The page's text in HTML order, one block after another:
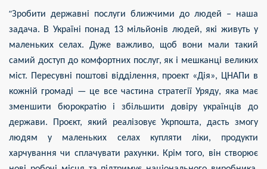
“Зробити державні послуги ближчими до людей – наша
задача. В Україні понад 13 мільйонів людей, які живуть у
маленьких селах. Дуже важливо, щоб вони мали такий
самий доступ до комфортних послуг, як і мешканці великих
міст. Пересувні поштові відділення, проект «Дія», ЦНАПи в
кожній громаді — це все частина стратегії Уряду, яка має
зменшити бюрократію і збільшити довіру українців до
держави. Проєкт, який реалізовує Укрпошта, дасть змогу
людям у маленьких селах купляти ліки, продукти
харчування чи сплачувати рахунки. Крім того, він створює